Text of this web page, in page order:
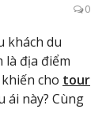
0
khách du
là địa điểm
cho tour
ái này? Cùng